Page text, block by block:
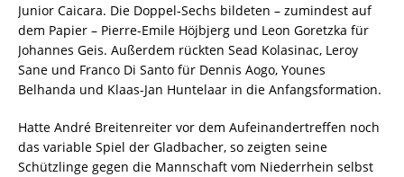
Junior Caicara. Die Doppel-Sechs bildeten – zumindest auf
dem Papier – Pierre-Emile Höjbjerg und Leon Goretzka für
Johannes Geis. Außerdem rückten Sead Kolasinac, Leroy
Sane und Franco Di Santo für Dennis Aogo, Younes
Belhanda und Klaas-Jan Huntelaar in die Anfangsformation.
Hatte André Breitenreiter vor dem Aufeinandertreffen noch
das variable Spiel der Gladbacher, so zeigten seine
Schützlinge gegen die Mannschaft vom Niederrhein selbst